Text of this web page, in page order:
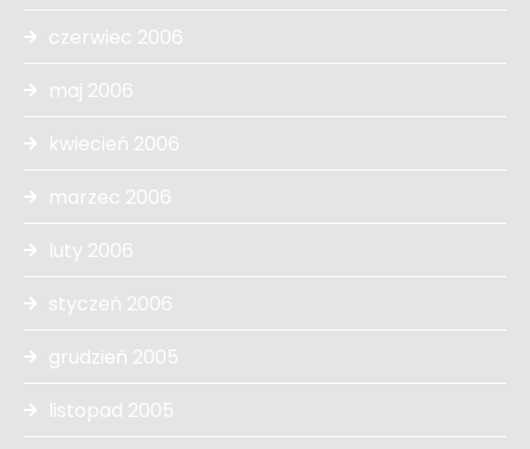
czerwiec 2006
maj 2006
kwiecień 2006
marzec 2006
luty 2006
styczeń 2006
grudzień 2005
listopad 2005